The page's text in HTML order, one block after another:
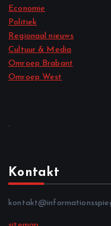
Economie
Politiek
Regionaal nieuws
Cultuur & Media
Omroep Brabant
Omroep West
.
Kontakt